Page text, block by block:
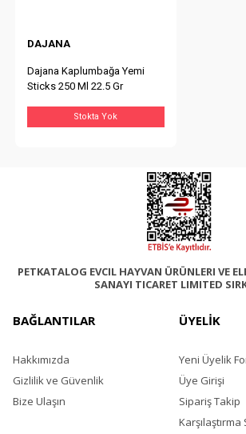
DAJANA
Dajana Kaplumbağa Yemi
Sticks 250 Ml 22.5 Gr
Stokta Yok
PETKATALOG EVCIL HAYVAN ÜRÜNLERI VE
SANAYI TICARET LIMITED
BAĞLANTILAR
Hakkımızda
Gizlilik ve Güvenlik
Bize Ulaşın
ÜYELİK
Yeni Üyelik
Üye Girişi
Sipariş Takip
Karşılaştırma